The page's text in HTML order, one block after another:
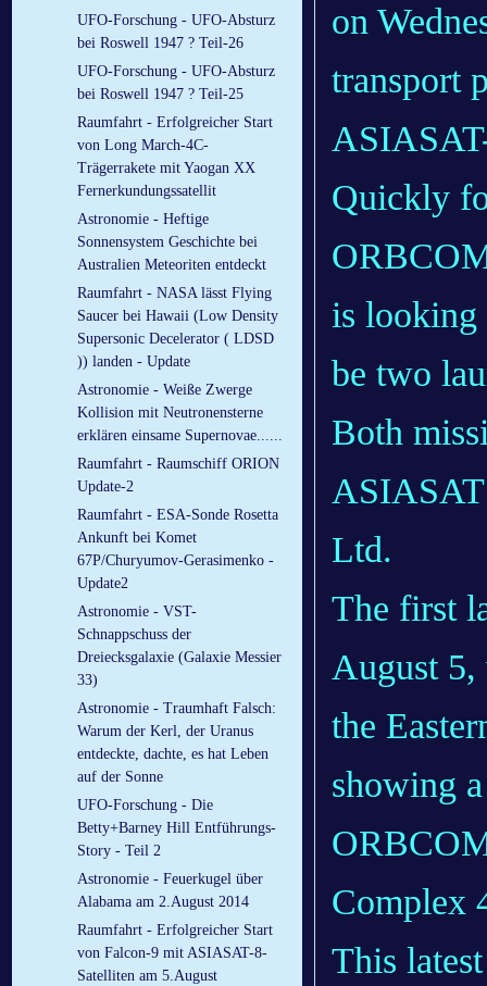
UFO-Forschung - UFO-Absturz
bei Roswell 1947 ? Teil-26
UFO-Forschung - UFO-Absturz
bei Roswell 1947 ? Teil-25
Raumfahrt - Erfolgreicher Start
von Long March-4C-
Trägerrakete mit Yaogan XX
Fernerkundungssatellit
Astronomie - Heftige
Sonnensystem Geschichte bei
Australien Meteoriten entdeckt
Raumfahrt - NASA lässt Flying
Saucer bei Hawaii (Low Density
Supersonic Decelerator ( LDSD
)) landen - Update
Astronomie - Weiße Zwerge
Kollision mit Neutronensterne
erklären einsame Supernovae......
Raumfahrt - Raumschiff ORION
Update-2
Raumfahrt - ESA-Sonde Rosetta
Ankunft bei Komet
67P/Churyumov-Gerasimenko -
Update2
Astronomie - VST-
Schnappschuss der
Dreiecksgalaxie (Galaxie Messier
33)
Astronomie - Traumhaft Falsch:
Warum der Kerl, der Uranus
entdeckte, dachte, es hat Leben
auf der Sonne
UFO-Forschung - Die
Betty+Barney Hill Entführungs-
Story - Teil 2
Astronomie - Feuerkugel über
Alabama am 2.August 2014
Raumfahrt - Erfolgreicher Start
von Falcon-9 mit ASIASAT-8-
Satelliten am 5.August
on
transport
Quickly
is looking
be two
Both
Ltd.
The first
August
the
showing
Complex
This